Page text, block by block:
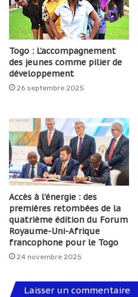
Togo : L’accompagnement
des jeunes comme pilier de
développement
26 septembre 2025
Accès à l’énergie : des
premières retombées de la
quatrième édition du Forum
Royaume-Uni-Afrique
francophone pour le Togo
24 novembre 2025
Laisser un commentaire